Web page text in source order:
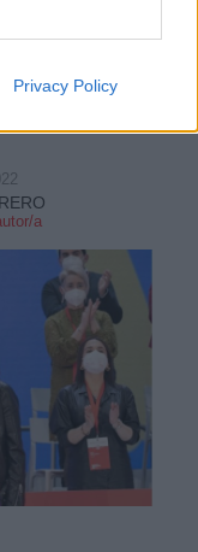
Privacy Policy
La política
harta“de
a